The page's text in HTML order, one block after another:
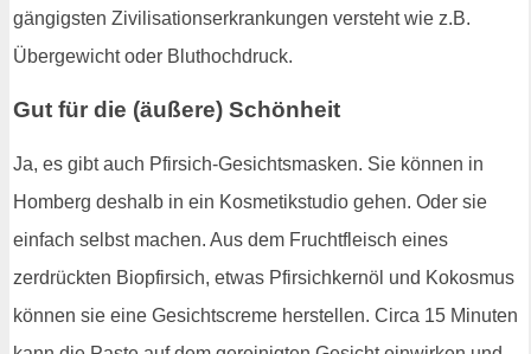
gängigsten Zivilisationserkrankungen versteht wie z.B.
Übergewicht oder Bluthochdruck.
Gut für die (äußere) Schönheit
Ja, es gibt auch Pfirsich-Gesichtsmasken. Sie können in
Homberg deshalb in ein Kosmetikstudio gehen. Oder sie
einfach selbst machen. Aus dem Fruchtfleisch eines
zerdrückten Biopfirsich, etwas Pfirsichkernöl und Kokosmus
können sie eine Gesichtscreme herstellen. Circa 15 Minuten